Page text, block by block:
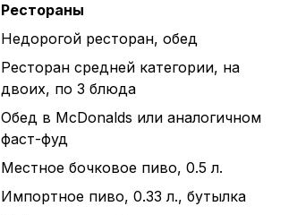
Рестораны
Недорогой ресторан, обед
Ресторан средней категории, на
двоих, по 3 блюда
Обед в McDonalds или аналогичном
фаст-фуд
Местное бочковое пиво, 0.5 л.
Импортное пиво, 0.33 л., бутылка